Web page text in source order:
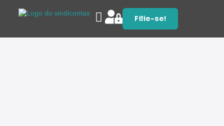
Filie-se!